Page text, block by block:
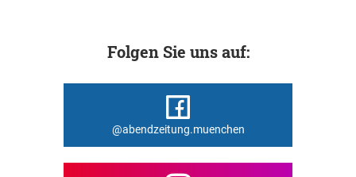
Folgen Sie uns auf:
@abendzeitung.muenchen